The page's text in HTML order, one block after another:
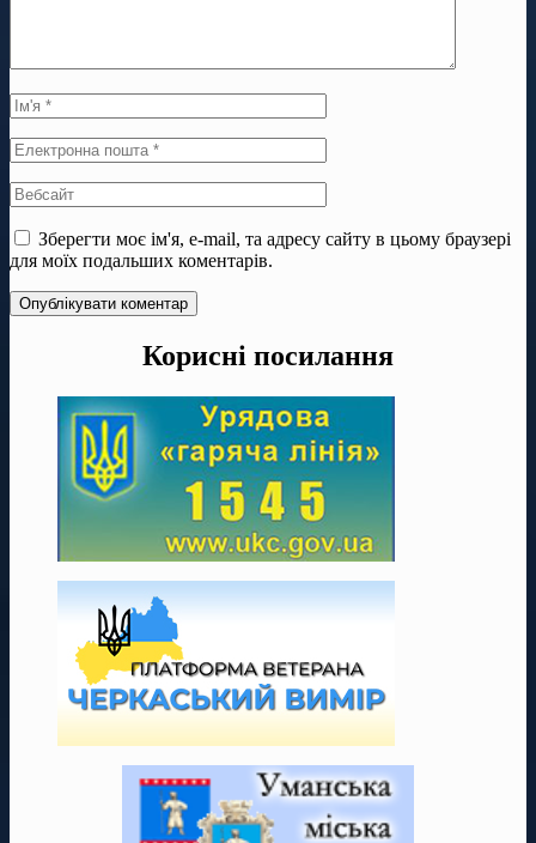
Зберегти моє ім'я, e-mail, та адресу сайту в цьому браузері
для моїх подальших коментарів.
Корисні посилання